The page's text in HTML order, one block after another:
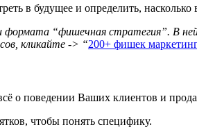
в будущее и определить,
“фишечная стратегия”. В
кликайте -> “200+ фишек
о поведении Ваших клиентов и
чтобы понять специфику.